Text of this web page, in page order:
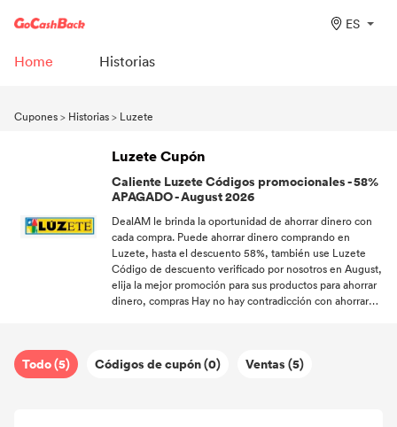
ES
Home Historias
Cupones> Historias> Luzete
Luzete Cupón
Caliente Luzete Códigos promocionales - 58%
APAGADO - August 2026
DealAM le brinda la oportunidad de ahorrar dinero con
cada compra. Puede ahorrar dinero comprando en
Luzete, hasta el descuento 58%, también use Luzete
Código de descuento verificado por nosotros en August,
elija la mejor promoción para sus productos para ahorrar
dinero, compras Hay no hay contradicción con ahorrar
Todo (5) Códigos de cupón (0) Ventas (5)